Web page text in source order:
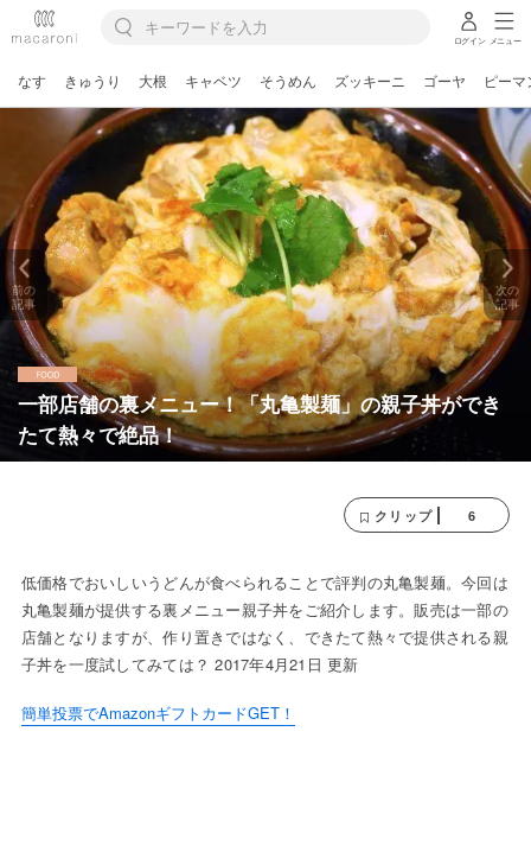
ログイン メニュー
なす きゅうり 大根 キャベツ そうめん ズッキーニ ゴーヤ ピーマ
一部店舗の裏メニュー！「丸亀製麺」の親子丼ができ
たて熱々で絶品！
前の
記事
次の
記事
クリップ 6
低価格でおいしいうどんが食べられることで評判の丸亀製麺。今回は
丸亀製麺が提供する裏メニュー親子丼をご紹介します。販売は一部の
店舗となりますが、作り置きではなく、できたて熱々で提供される親
子丼を一度試してみては？ 2017年4月21日 更新
簡単投票でAmazonギフトカードGET！